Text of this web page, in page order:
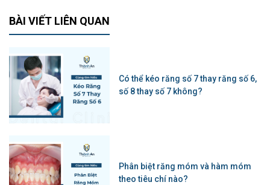
BÀI VIẾT LIÊN QUAN
Có thể kéo răng số 7 thay răng số 6,
số 8 thay số 7 không?
Phân biệt răng móm và hàm móm
theo tiêu chí nào?